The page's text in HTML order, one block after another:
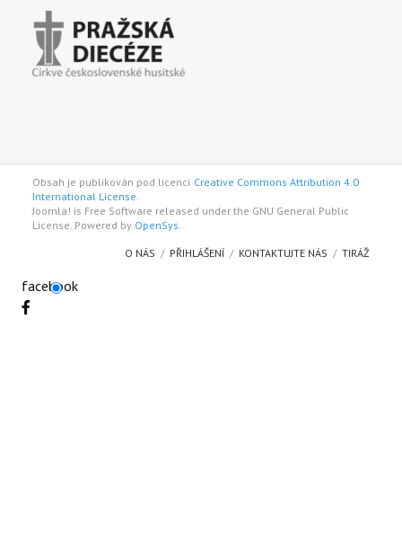
Obsah je publikován pod licencí Creative Commons Attribution 4.0
International License.
Joomla! is Free Software released under the GNU General Public
License. Powered by OpenSys
O NÁS PŘIHLÁŠENÍ KONTAKTUJTE NÁS TIRÁŽ
facebook